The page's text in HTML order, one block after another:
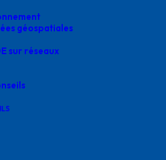
géospatiales
sur réseaux
Agence
Rhones alpes